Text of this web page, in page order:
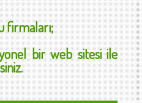
firmaları;
bir web sitesi ile